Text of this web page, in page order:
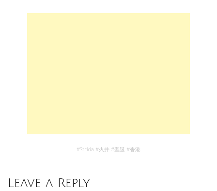
#Strida #火井 #聖誕 #香港
Leave a Reply